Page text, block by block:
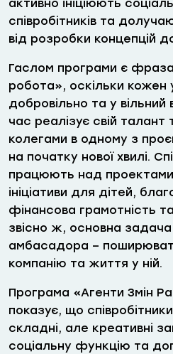
активно ініціюють
співробітників та
від розробки концепцій
Гаслом програми є
робота», оскільки кожен
добровільно та у вільний
час реалізує свій талант
колегами в одному з
на початку нової хвилі.
працюють над проектами
ініціативи для дітей,
фінансова грамотність
звісно ж, основна
амбасадора –
компанію та життя у ній.
Програма «Агенти Змін
показує, що
складні, але креативні
соціальну функцію та